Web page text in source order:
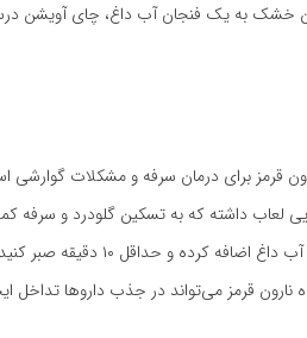
خشک به یک فنجان آب داغ، چای آویشن
قرمز برای درمان سرفه و مشکلات گوارشی
لعاب داشته که به تسکین گلودرد و
قاشق چایخوری گیاه خشک شده نارون قرمز را به آب
نارون قرمز می‌تواند در جذب داروها تداخل